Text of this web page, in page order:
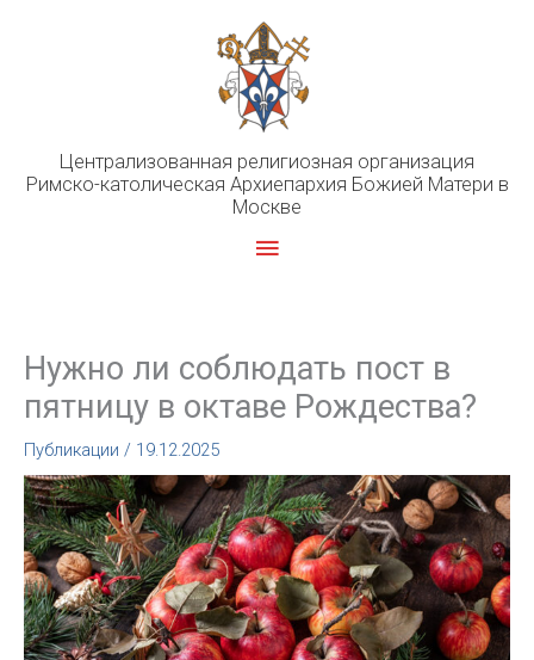
Централизованная религиозная организация
Римско-католическая Архиепархия Божией Матери в
Москве
Главное
Нужно ли соблюдать пост в
пятницу в октаве Рождества?
Публикации / 19.12.2025